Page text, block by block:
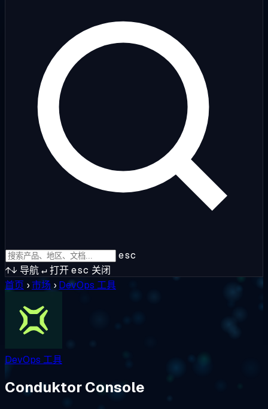
esc
↑↓ 导航↵打开esc 关闭
首页 ›市场 › DevOps 工具
DevOps 工具
Conduktor Console